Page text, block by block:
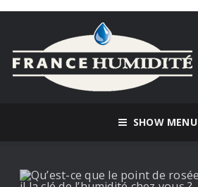
SHOW MENU
de rosée et pourquoi
est-il la clé de